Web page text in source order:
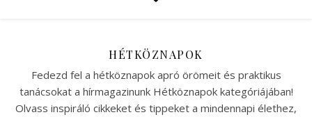
HÉTKÖZNAPOK
Fedezd fel a hétköznapok apró örömeit és praktikus
tanácsokat a hírmagazinunk Hétköznapok kategóriájában!
Olvass inspiráló cikkeket és tippeket a mindennapi élethez,